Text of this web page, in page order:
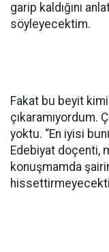
garip kaldığını
söyleyecektim.
Fakat bu beyit
çıkaramıyordum.
yoktu. “En iyisi
Edebiyat doçenti,
konuşmamda şairin